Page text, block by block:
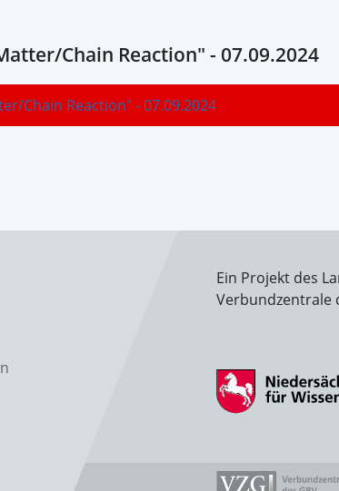
Chain Reaction" - 07.09.2024
Chain Reaction" - 07.09.2024
Ein Projekt des
Verbundzentrale